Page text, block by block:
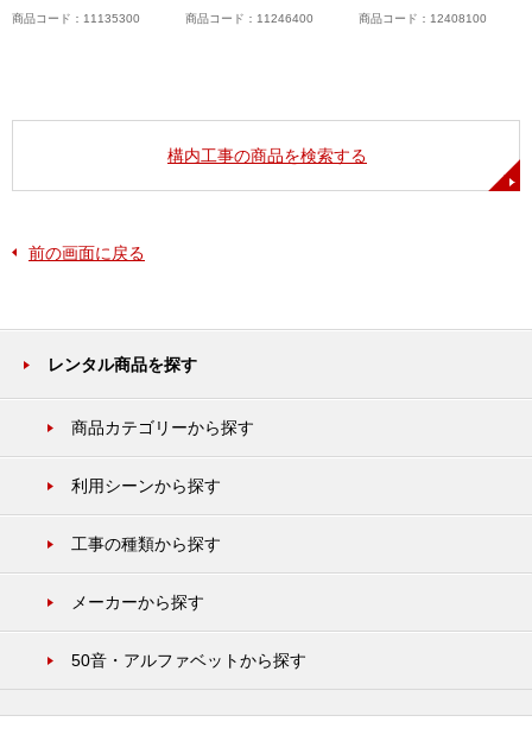
商品コード：11135300 商品コード：11246400 商品コード：12408100
構内工事の商品を検索する
前の画面に戻る
レンタル商品を探す
商品カテゴリーから探す
利用シーンから探す
工事の種類から探す
メーカーから探す
50音・アルファベットから探す